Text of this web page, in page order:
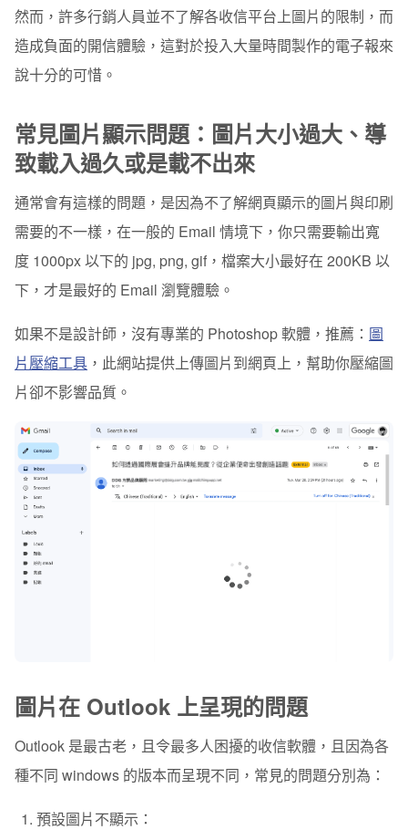
然而，許多行銷人員並不了解各收信平台上圖片的限制，而
造成負面的開信體驗，這對於投入大量時間製作的電子報來
說十分的可惜。
常見圖片顯示問題： 圖片大小過大、導
致載入過久或是載不出來
通常會有這樣的問題，是因為不了解網頁顯示的圖片與印刷
需要的不一樣，在一般的 Email 情境下，你只需要輸出寬
度 1000px 以下的 jpg, png, gif， 檔案大小最好在 200KB 以
下 ，才是最好的 Email 瀏覽體驗。
如果不是設計師，沒有專業的 Photoshop 軟體，推薦： 圖
片壓縮工具 ，此網站提供上傳圖片到網頁上，幫助你壓縮圖
片卻不影響品質。
圖片在 Outlook 上呈現的問題
Outlook 是最古老，且令最多人困擾的收信軟體，且因為各
種不同 windows 的版本而呈現不同，常見的問題分別為：
預設圖片不顯示：